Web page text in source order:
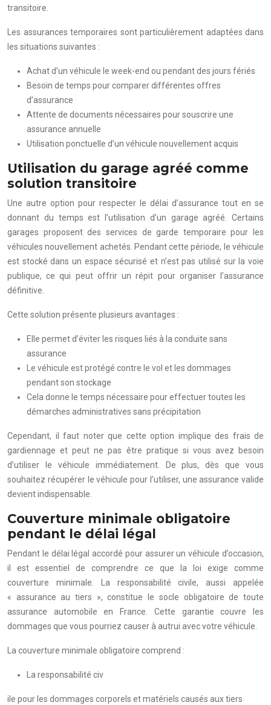
transitoire.
Les assurances temporaires sont particulièrement adaptées dans
les situations suivantes :
Achat d’un véhicule le week-end ou pendant des jours fériés
Besoin de temps pour comparer différentes offres
d’assurance
Attente de documents nécessaires pour souscrire une
assurance annuelle
Utilisation ponctuelle d’un véhicule nouvellement acquis
Utilisation du garage agréé comme
solution transitoire
Une autre option pour respecter le délai d’assurance tout en se
donnant du temps est l’utilisation d’un garage agréé. Certains
garages proposent des services de garde temporaire pour les
véhicules nouvellement achetés. Pendant cette période, le véhicule
est stocké dans un espace sécurisé et n’est pas utilisé sur la voie
publique, ce qui peut offrir un répit pour organiser l’assurance
définitive.
Cette solution présente plusieurs avantages :
Elle permet d’éviter les risques liés à la conduite sans
assurance
Le véhicule est protégé contre le vol et les dommages
pendant son stockage
Cela donne le temps nécessaire pour effectuer toutes les
démarches administratives sans précipitation
Cependant, il faut noter que cette option implique des frais de
gardiennage et peut ne pas être pratique si vous avez besoin
d’utiliser le véhicule immédiatement. De plus, dès que vous
souhaitez récupérer le véhicule pour l’utiliser, une assurance valide
devient indispensable.
Couverture minimale obligatoire
pendant le délai légal
Pendant le délai légal accordé pour assurer un véhicule d’occasion,
il est essentiel de comprendre ce que la loi exige comme
couverture minimale. La responsabilité civile, aussi appelée
« assurance au tiers », constitue le socle obligatoire de toute
assurance automobile en France. Cette garantie couvre les
dommages que vous pourriez causer à autrui avec votre véhicule.
La couverture minimale obligatoire comprend :
La responsabilité civ
ile pour les dommages corporels et matériels causés aux tiers